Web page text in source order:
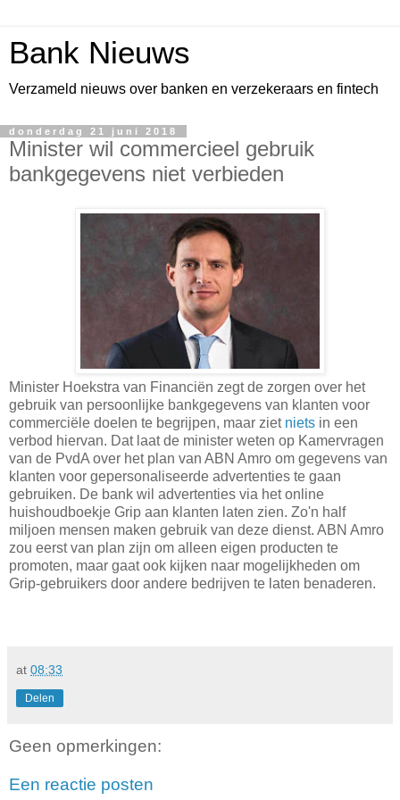
Bank Nieuws
Verzameld nieuws over banken en verzekeraars en fintech
donderdag 21 juni 2018
Minister wil commercieel gebruik
bankgegevens niet verbieden
Minister Hoekstra van Financiën zegt de zorgen over het
gebruik van persoonlijke bankgegevens van klanten voor
commerciële doelen te begrijpen, maar ziet niets in een
verbod hiervan. Dat laat de minister weten op Kamervragen
van de PvdA over het plan van ABN Amro om gegevens van
klanten voor gepersonaliseerde advertenties te gaan
gebruiken. De bank wil advertenties via het online
huishoudboekje Grip aan klanten laten zien. Zo'n half
miljoen mensen maken gebruik van deze dienst. ABN Amro
zou eerst van plan zijn om alleen eigen producten te
promoten, maar gaat ook kijken naar mogelijkheden om
Grip-gebruikers door andere bedrijven te laten benaderen.
at 08:33
Delen
Geen opmerkingen:
Een reactie posten